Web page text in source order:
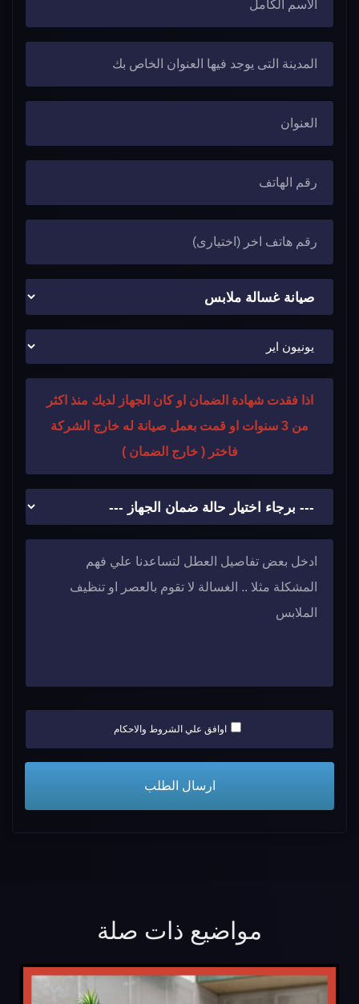
اذا فقدت شهادة الضمان او كان الجهاز لديك منذ اكثر
من 3 سنوات او قمت بعمل صيانة له خارج الشركة
فاختر ( خارج الضمان )
اوافق علي الشروط والاحكام
مواضيع ذات صلة